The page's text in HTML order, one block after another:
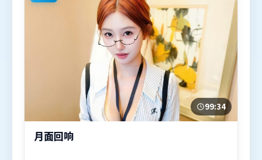
99:34
月面回响